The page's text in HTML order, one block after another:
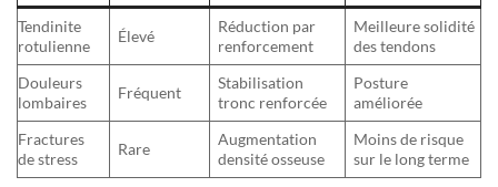
Tendinite
rotulienne
Élevé
Réduction par
renforcement
Meilleure solidité
des tendons
Douleurs
lombaires
Fréquent
Stabilisation
tronc renforcée
Posture
améliorée
Fractures
de stress
Rare
Augmentation
densité osseuse
Moins de risque
sur le long terme